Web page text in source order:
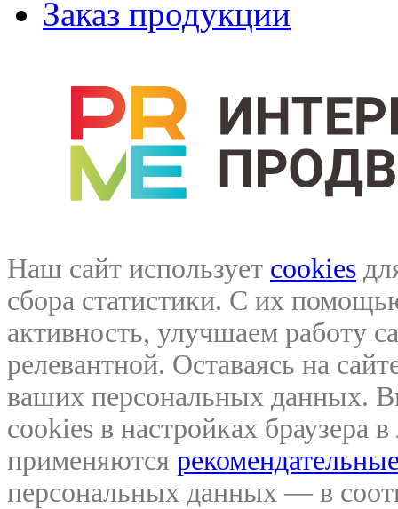
Заказ продукции
Наш сайт использует cookies
сбора статистики. С их
активность, улучшаем работу
релевантной. Оставаясь на
ваших персональных данных.
cookies в настройках браузера
применяются
персональных данных — в